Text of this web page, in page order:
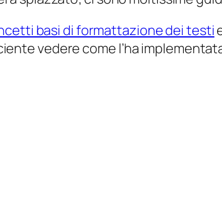
basi di formattazione dei testi
vedere come l’ha